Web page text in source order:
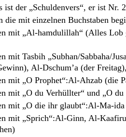
ist der „Schuldenvers“, er ist
die mit einzelnen Buchstaben
mit „Al-hamdulillah“ (Alles
mit Tasbih „Subhan/Sabbaha/
Al-Dschum’a (der
mit „O Prophet“:Al-Ahzab (die
mit „O du Verhüllter“ und „O
mit „O die ihr glaubt“:Al-Ma-
mit „Sprich“:Al-Ginn, Al-